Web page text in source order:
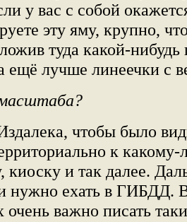
у вас с собой
эту яму, крупно,
туда какой-нибудь
ещё лучше линеечки с
чтобы было
к какому-
киоску и так далее.
нужно ехать в
очень важно писать